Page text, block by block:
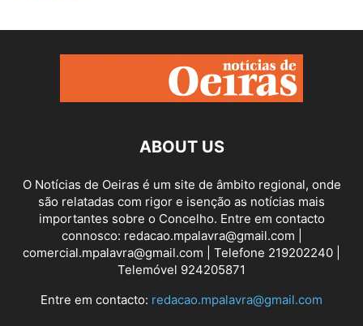
ABOUT US
O Notícias de Oeiras é um site de âmbito regional, onde
são relatadas com rigor e isenção as notícias mais
importantes sobre o Concelho. Entre em contacto
connosco: redacao.mpalavra@gmail.com |
comercial.mpalavra@gmail.com | Telefone 219202240 |
Telemóvel 924205871
Entre em contacto: redacao.mpalavra@gmail.com